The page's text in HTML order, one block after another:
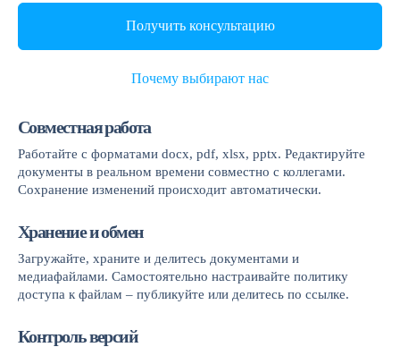
Получить консультацию
Почему выбирают нас
Совместная работа
Работайте с форматами docx, pdf, xlsx, pptx. Редактируйте
документы в реальном времени совместно с коллегами.
Сохранение изменений происходит автоматически.
Хранение и обмен
Загружайте, храните и делитесь документами и
медиафайлами. Самостоятельно настраивайте политику
доступа к файлам – публикуйте или делитесь по ссылке.
Контроль версий